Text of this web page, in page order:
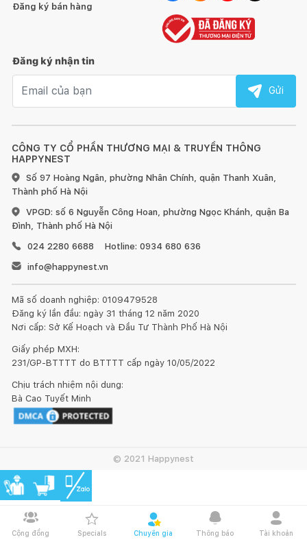
Cộng đồng Specials Chuyên gia Thông báo Tài khoản
CÔNG TY CỔ PHẦN THƯƠNG MẠI & TRUYỀN THÔNG
HAPPYNEST
Số 97 Hoàng Ngân, phường Nhân Chính, quận Thanh Xuân,
Thành phố Hà Nội
VPGD: số 6 Nguyễn Công Hoan, phường Ngọc Khánh, quận Ba
Đình, Thành phố Hà Nội
024 2280 6688
Hotline: 0934 680 636
info@happynest.vn
Mã số doanh nghiệp: 0109479528
Đăng ký lần đầu: ngày 31 tháng 12 năm 2020
Nơi cấp: Sở Kế Hoạch và Đầu Tư Thành Phố Hà Nội
Giấy phép MXH:
231/GP-BTTTT do BTTTT cấp ngày 10/05/2022
Chịu trách nhiệm nội dung:
Bà Cao Tuyết Minh
Đăng ký bán hàng
Đăng ký nhận tin
Gửi
© 2021 Happynest